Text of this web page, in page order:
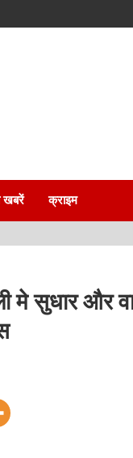
खबरें क्राइम
मे सुधार